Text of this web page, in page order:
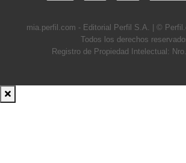
mia.perfil.com - Editorial Perfil S.A. | ©
Todos los derechos
Registro de Propiedad Intelectual: